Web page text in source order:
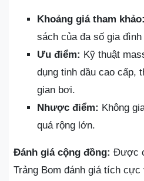
Khoảng giá tham khảo:
sách của đa số gia
Ưu điểm: Kỹ thuật
dụng tinh dầu cao cấp,
gian bơi.
Nhược điểm: Không
quá rộng lớn.
Đánh giá cộng đồng: Được
Trảng Bom đánh giá tích